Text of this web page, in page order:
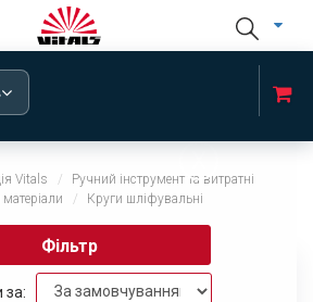
Vitals
Ручний інструмент та витратні
матеріали Круги шліфувальні
x
Фільтр
за: